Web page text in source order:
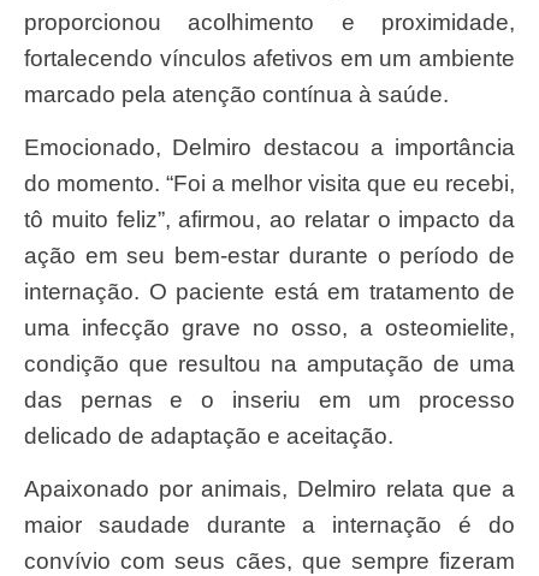
proporcionou acolhimento e proximidade,
fortalecendo vínculos afetivos em um ambiente
marcado pela atenção contínua à saúde.
Emocionado, Delmiro destacou a importância
do momento. “Foi a melhor visita que eu recebi,
tô muito feliz”, afirmou, ao relatar o impacto da
ação em seu bem-estar durante o período de
internação. O paciente está em tratamento de
uma infecção grave no osso, a osteomielite,
condição que resultou na amputação de uma
das pernas e o inseriu em um processo
delicado de adaptação e aceitação.
Apaixonado por animais, Delmiro relata que a
maior saudade durante a internação é do
convívio com seus cães, que sempre fizeram